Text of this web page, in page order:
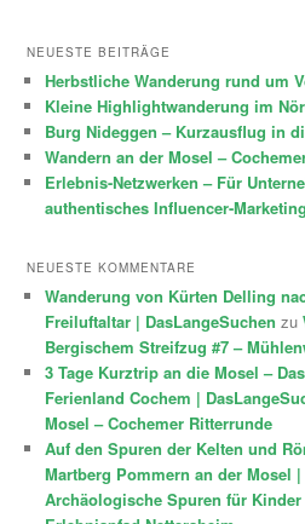
NEUESTE BEITRÄGE
Herbstliche Wanderung rund um
Kleine Highlightwanderung im
Burg Nideggen – Kurzausflug in
Wandern an der Mosel –
Erlebnis-Netzwerken – Für
authentisches Influencer-Marketing
NEUESTE KOMMENTARE
Wanderung von Kürten Delling
Freiluftaltar | DasLangeSuchen zu
Bergischem Streifzug #7 –
3 Tage Kurztrip an die Mosel –
Ferienland Cochem |
Mosel – Cochemer Ritterrunde
Auf den Spuren der Kelten und
Martberg Pommern an der Mosel
Archäologische Spuren für